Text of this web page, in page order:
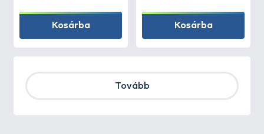
Kosárba Kosárba
Tovább